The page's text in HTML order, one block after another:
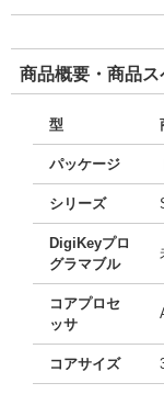
商品概要・商品ス
型
パッケージ
シリーズ
DigiKeyプロ
グラマブル
コアプロセ
ッサ
コアサイズ